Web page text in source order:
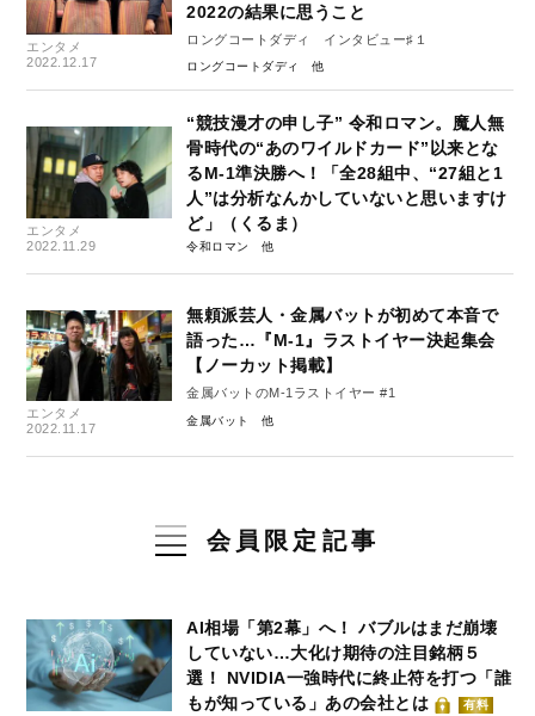
エンタメ
2022.12.17
2022の結果に思うこと
ロングコートダディ インタビュー♯１
ロングコートダディ
エンタメ
2022.11.29
“競技漫才の申し子” 令和ロマン。魔人無
骨時代の“あのワイルドカード”以来とな
るM-1準決勝へ！「全28組中、“27組と1
人”は分析なんかしていないと思いますけ
ど」（くるま）
令和ロマン
エンタメ
2022.11.17
無頼派芸人・金属バットが初めて本音で
語った…『M-1』ラストイヤー決起集会
【ノーカット掲載】
金属バットのM-1ラストイヤー #1
金属バット
会員限定記事
AI相場「第2幕」へ！ バブルはまだ崩壊
していない…大化け期待の注目銘柄５
選！ NVIDIA一強時代に終止符を打つ「誰
もが知っている」あの会社とは
有料